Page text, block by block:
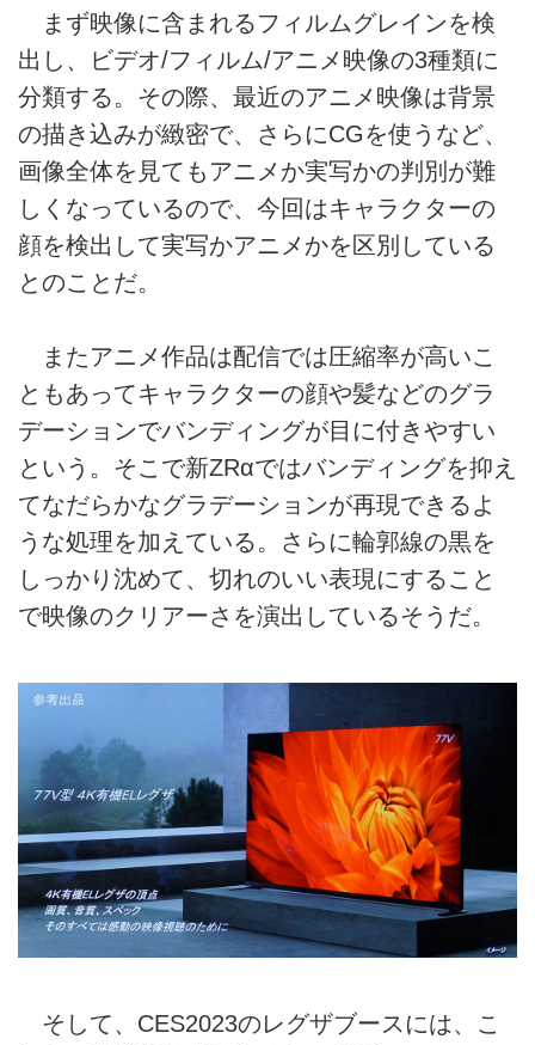
まず映像に含まれるフィルムグレインを検
出し、ビデオ/フィルム/アニメ映像の3種類に
分類する。その際、最近のアニメ映像は背景
の描き込みが緻密で、さらにCGを使うなど、
画像全体を見てもアニメか実写かの判別が難
しくなっているので、今回はキャラクターの
顔を検出して実写かアニメかを区別している
とのことだ。
またアニメ作品は配信では圧縮率が高いこ
ともあってキャラクターの顔や髪などのグラ
デーションでバンディングが目に付きやすい
という。そこで新ZRαではバンディングを抑え
てなだらかなグラデーションが再現できるよ
うな処理を加えている。さらに輪郭線の黒を
しっかり沈めて、切れのいい表現にすること
で映像のクリアーさを演出しているそうだ。
そして、CES2023のレグザブースには、こ